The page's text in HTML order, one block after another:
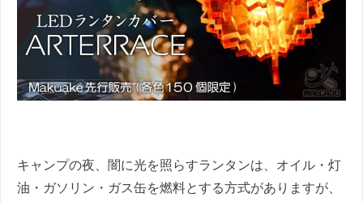
キャンプの夜、闇に光を照らすランタンは、オイル・灯
油・ガソリン・ガス缶を燃料とする方式がありますが、